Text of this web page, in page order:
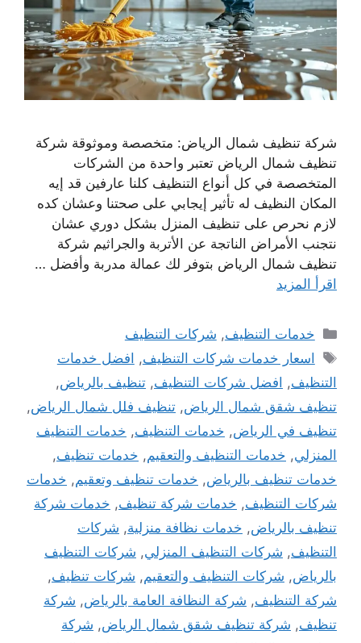
شركة تنظيف شمال الرياض: متخصصة وموثوقة شركة
تنظيف شمال الرياض تعتبر واحدة من الشركات
المتخصصة في كل أنواع التنظيف كلنا عارفين قد إيه
المكان النظيف له تأثير إيجابي على صحتنا وعشان كده
لازم نحرص على تنظيف المنزل بشكل دوري عشان
نتجنب الأمراض الناتجة عن الأتربة والجراثيم شركة
تنظيف شمال الرياض بتوفر لك عمالة مدربة وأفضل …
اقرأ المزيد
التصنيفات
خدمات التنظيف, شركات التنظيف
الوسوم
اسعار خدمات شركات التنظيف, افضل خدمات
التنظيف, افضل شركات التنظيف, تنظيف بالرياض,
تنظيف شقق شمال الرياض, تنظيف فلل شمال الرياض,
تنظيف في الرياض, خدمات التنظيف, خدمات التنظيف
المنزلي, خدمات التنظيف والتعقيم, خدمات تنظيف,
خدمات تنظيف بالرياض, خدمات تنظيف وتعقيم, خدمات
شركات التنظيف, خدمات شركة تنظيف, خدمات شركة
تنظيف بالرياض, خدمات نظافة منزلية, شركات
التنظيف, شركات التنظيف المنزلي, شركات التنظيف
بالرياض, شركات التنظيف والتعقيم, شركات تنظيف,
شركة التنظيف, شركة النظافة العامة بالرياض, شركة
تنظيف, شركة تنظيف شقق شمال الرياض, شركة